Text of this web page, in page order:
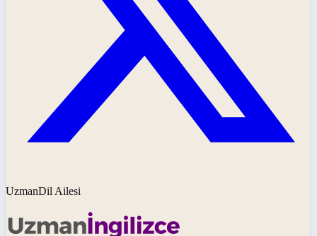
UzmanDil Ailesi